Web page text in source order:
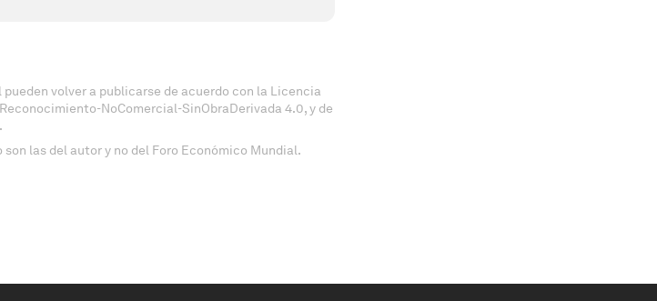
volver a publicarse de acuerdo con la Licencia
NoComercial-SinObraDerivada 4.0, y de
las del autor y no del Foro Económico Mundial.